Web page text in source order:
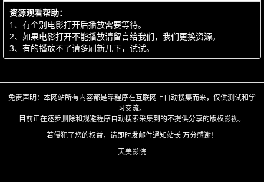
资源观看帮助：
1、有个别电影打开后播放需要等待。
2、如果电影打开不能播放请留言给我们，我们更换资源。
3、有的播放不了请多刷新几下，试试。
免责声明：本网站所有内容都是靠程序在互联网上自动搜集而来，仅供测试和学
习交流。
目前正在逐步删除和规避程序自动搜索采集到的不提供分享的版权影视。
若侵犯了您的权益，请即时发邮件通知站长 万分感谢！
天美影院